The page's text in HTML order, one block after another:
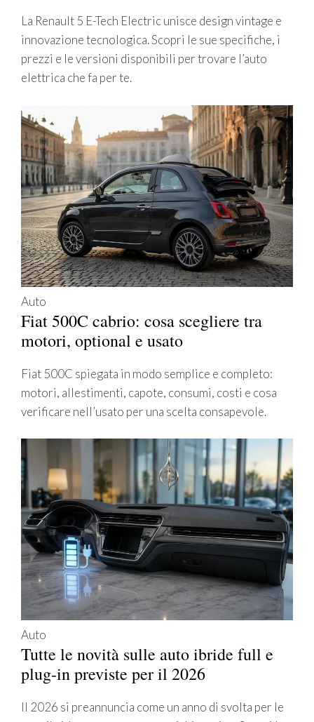
La Renault 5 E-Tech Electric unisce design vintage e
innovazione tecnologica. Scopri le sue specifiche, i
prezzi e le versioni disponibili per trovare l’auto
elettrica che fa per te.
Auto
Fiat 500C cabrio: cosa scegliere tra
motori, optional e usato
Fiat 500C spiegata in modo semplice e completo:
motori, allestimenti, capote, consumi, costi e cosa
verificare nell’usato per una scelta consapevole.
Auto
Tutte le novità sulle auto ibride full e
plug-in previste per il 2026
Il 2026 si preannuncia come un anno di svolta per le